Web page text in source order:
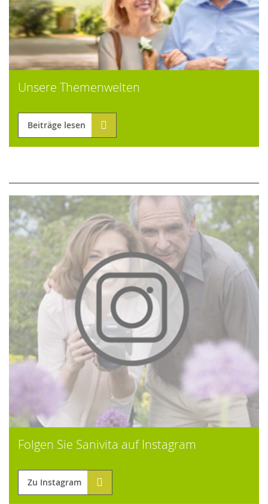
Unsere Themenwelten
Beiträge lesen
Folgen Sie Sanivita auf Instagram
Zu Instagram